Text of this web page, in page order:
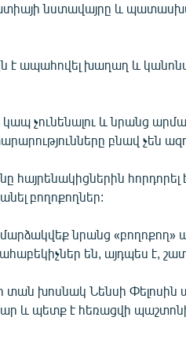
նստավայրը և
է ապահովել խաղաղ և
չունենալու և նրանց
բնավ չեն
հայրենակիցներին
բողոքողներ:
նրանց «բողոքող»
են, այդպես է,
տան խոսնակ Նենսի Փելոսին
և պետք է հեռացվի